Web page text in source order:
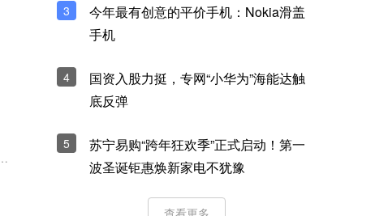
3
今年最有创意的平价手机：Nokia滑盖
手机
4
国资入股力挺，专网“小华为”海能达触
底反弹
5
苏宁易购“跨年狂欢季”正式启动！第一
波圣诞钜惠焕新家电不犹豫
查看更多